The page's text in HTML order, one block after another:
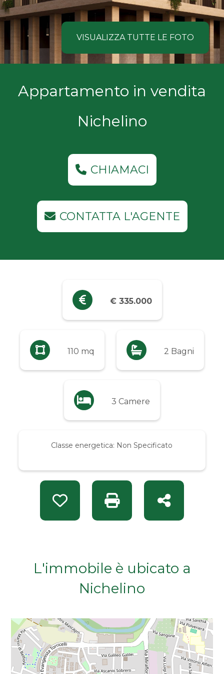
VISUALIZZA TUTTE LE FOTO
Appartamento in vendita
Nichelino
CHIAMACI
CONTATTA L'AGENTE
€ 335.000
110 mq 2 Bagni
3 Camere
Classe energetica: Non Specificato
Preferiti: Rif. CC 1013162Stampa: Rif. CC 1013162
Condividi
L'immobile è ubicato a
Nichelino
COSA
CERCANO
NOSTRI
Comune
Tipologia
-
Industriali
Fino a € 5.000
Da € 10.000 a € 20.000
Da € 100.000 a € 200.000
Da € 200.000 a € 400.000
Da € 600.000 a € 800.000
Da € 1.000.000 a € 2.000.000
Da € 2.000.000 a € 5.000.000